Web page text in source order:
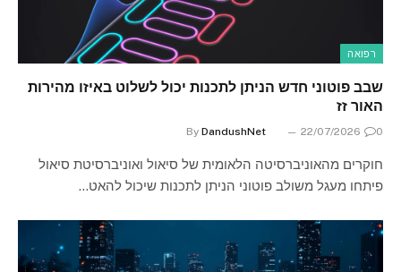
רפואה
שבב פוטוני חדש הניתן לתכנות יכול לשלוט באיזו מהירות
האור זז
By DandushNet 22/07/2026 0
חוקרים מהאוניברסיטה הלאומית של סיאול ואוניברסיטת סיאול
פיתחו מעגל משולב פוטוני הניתן לתכנות שיכול להאט…